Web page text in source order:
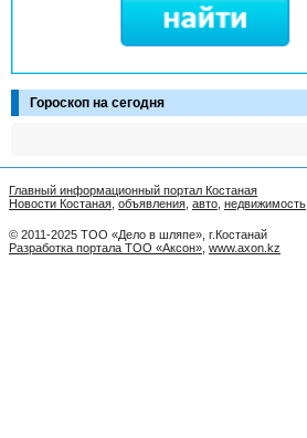
Гороскоп на сегодня
Главный информационный портал Костаная
Новости Костаная объявления авто недвижимость
© 2011-2025 ТОО «Дело в шляпе», г.Костанай
Разработка портала ТОО «Аксон» www.axon.kz